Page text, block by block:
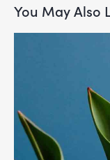
You May Also